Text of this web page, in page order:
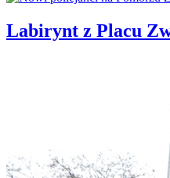
Labirynt z Placu